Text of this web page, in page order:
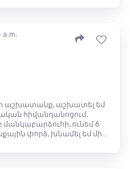
a.m.
աշխատանք, աշխատել եմ
հիվանդանոցում,
ունեմ 6
փորձ, խնամել եմ մի…